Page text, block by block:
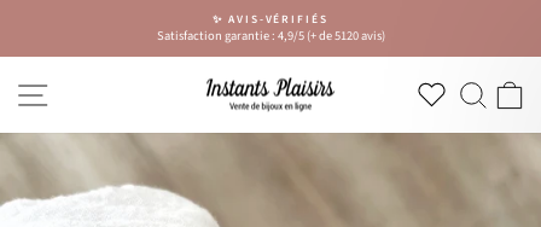
contenu
Diaporama
Pause
✨ AVIS-VÉRIFIÉS
Satisfaction garantie : 4,9/5 (+ de 5120 avis)